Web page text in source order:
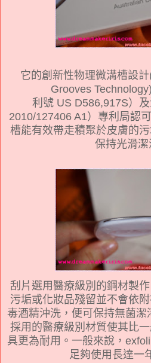
它的創新性物理微溝槽設
Grooves
利號 US D586,917S）
2010/127406 A1）專利局認
槽能有效帶走積聚於皮膚的
保持光滑潔
刮片 選用醫療級別的鋼材製
污垢或化妝品殘留並不會依
毒酒精沖洗，便可保持無菌
採用的醫療級別材質使其比
具更為耐用。一般來說，
足夠使用長達一